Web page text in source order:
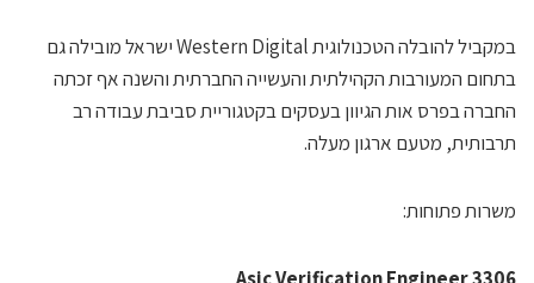
במקביל להובלה הטכנולוגית Western Digital ישראל מובילה גם
המעורבות הקהילתית והעשייה החברתית והשנה אף זכתה
בפרס אות הגיוון בעסקים בקטגוריית סביבת עבודה רב
מטעם ארגון מעלה.
פתוחות: